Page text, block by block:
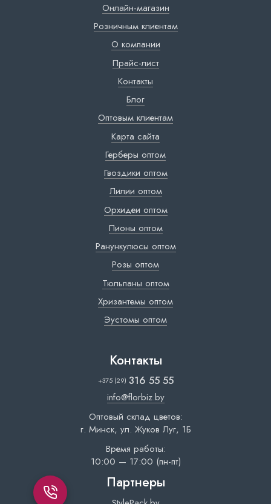
Онлайн-магазин
Розничным клиентам
О компании
Прайс-лист
Контакты
Блог
Оптовым клиентам
Карта сайта
Герберы оптом
Гвоздики оптом
Лилии оптом
Орхидеи оптом
Пионы оптом
Ранункулюсы оптом
Розы оптом
Тюльпаны оптом
Хризантемы оптом
Эустомы оптом
Контакты
+375 (29) 316 55 55
info@florbiz.by
Оптовый склад цветов:
г. Минск, ул. Жуков Луг, 1Б
Время работы:
10:00 — 17:00 (пн-пт)
Партнеры